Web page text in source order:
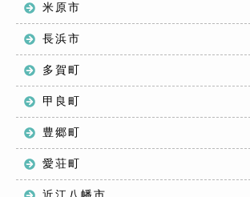
米原市
長浜市
多賀町
甲良町
豊郷町
愛荘町